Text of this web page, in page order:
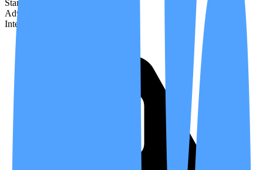
Standard
Advanced
Intensive